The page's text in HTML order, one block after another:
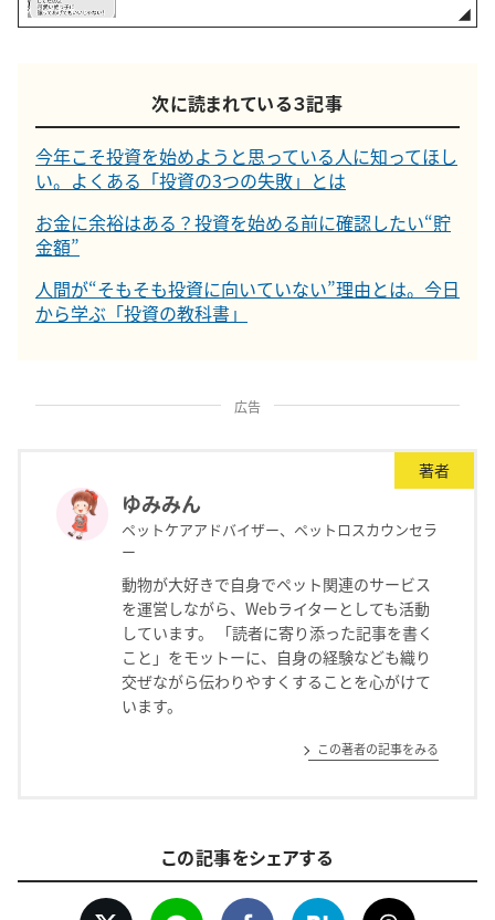
次に読まれている３記事
今年こそ投資を始めようと思っている人に知ってほし
い。よくある「投資の3つの失敗」とは
お金に余裕はある？投資を始める前に確認したい“貯
金額”
人間が“そもそも投資に向いていない”理由とは。今日
から学ぶ「投資の教科書」
広告
著者
ゆみみん
ペットケアアドバイザー、ペットロスカウンセラ
ー
動物が大好きで自身でペット関連のサービス
を運営しながら、Webライターとしても活動
しています。 「読者に寄り添った記事を書く
こと」をモットーに、自身の経験なども織り
交ぜながら伝わりやすくすることを心がけて
います。
この著者の記事をみる
この記事をシェアする